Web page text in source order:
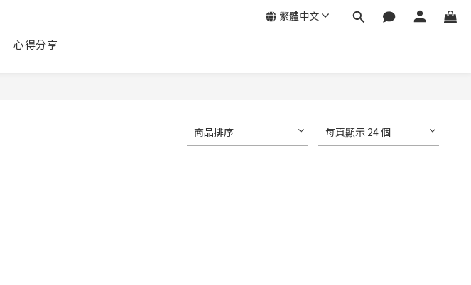
心得分享
繁體中文
商品排序 每頁顯示 24 個